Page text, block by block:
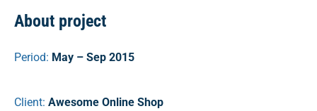
About project
Period: May – Sep 2015
Client: Awesome Online Shop